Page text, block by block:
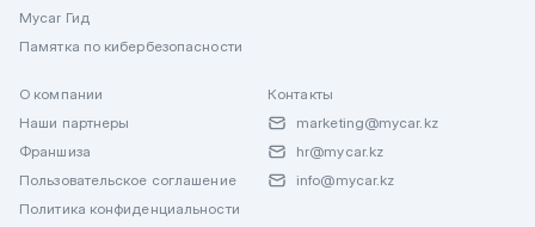
Mycar Гид
Памятка по кибербезопасности
О компании
Наши партнеры
Франшиза
Пользовательское соглашение
Политика конфиденциальности
Контакты
marketing@mycar.kz
hr@mycar.kz
info@mycar.kz